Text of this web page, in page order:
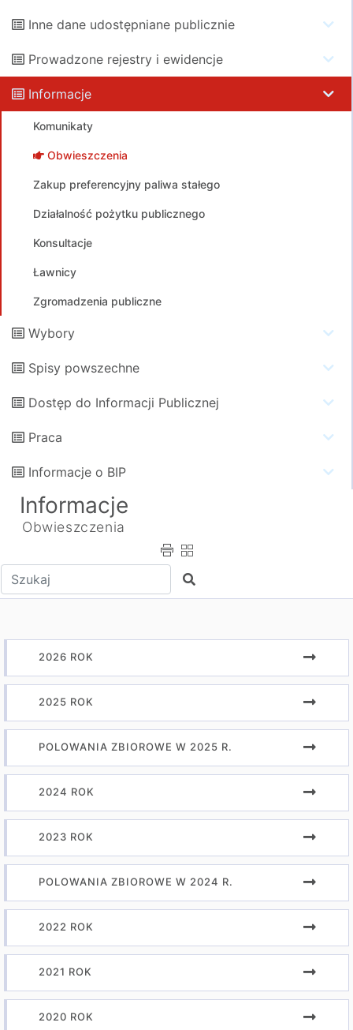
Inne dane udostępniane publicznie
Prowadzone rejestry i ewidencje
Informacje
Komunikaty
Obwieszczenia
Zakup preferencyjny paliwa stałego
Działalność pożytku publicznego
Konsultacje
Ławnicy
Zgromadzenia publiczne
Wybory
Spisy powszechne
Dostęp do Informacji Publicznej
Praca
Informacje o BIP
Informacje
Obwieszczenia
Wpisz tekst do wyszukania Szukaj
2026 ROK
2025 ROK
POLOWANIA ZBIOROWE W 2025 R.
2024 ROK
2023 ROK
POLOWANIA ZBIOROWE W 2024 R.
2022 ROK
2021 ROK
2020 ROK